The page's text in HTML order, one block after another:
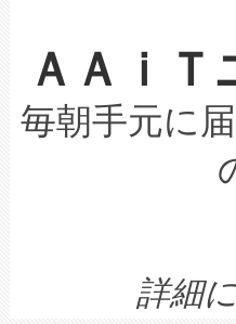
取得できる
設には、3億
最高経営責任
す。「当社
ームを利用
きます。こ
限を超えて
持できるよ
ービスレベル
テリー性能
念は、現在
ます。
quality and
なレーザー
な環境下で
キロメートル
LiDAR for
は1535 nm
イズの小径
す。ノーマ
ＡＡｉ
毎朝手元に
詳細